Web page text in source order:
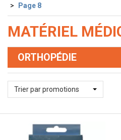
Page 8
MATÉRIEL
ORTHOPÉDIE
Trier par promotions